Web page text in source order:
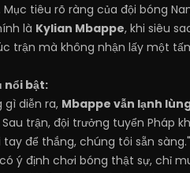
Mục tiêu rõ ràng của đội bóng
là Kylian Mbappe, khi siêu
trận mà không nhận lấy một
nổi bật:
gì diễn ra, Mbappe vẫn lạnh
Sau trận, đội trưởng tuyển Pháp
để thắng, chúng tôi sẵn
ý định chơi bóng thật sự, chỉ